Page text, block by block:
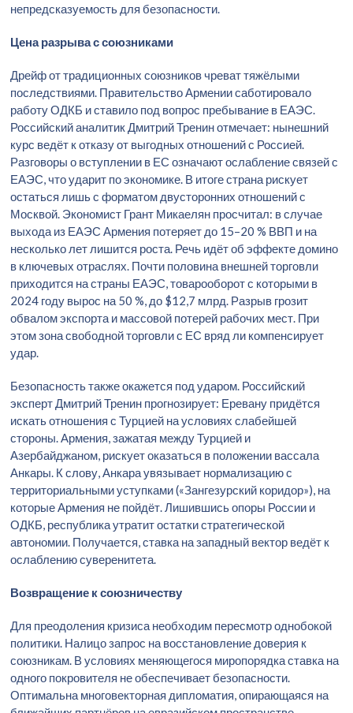
непредсказуемость для безопасности.
Цена разрыва с союзниками
Дрейф от традиционных союзников чреват тяжёлыми
последствиями. Правительство Армении саботировало
работу ОДКБ и ставило под вопрос пребывание в ЕАЭС.
Российский аналитик Дмитрий Тренин отмечает: нынешний
курс ведёт к отказу от выгодных отношений с Россией.
Разговоры о вступлении в ЕС означают ослабление связей с
ЕАЭС, что ударит по экономике. В итоге страна рискует
остаться лишь с форматом двусторонних отношений с
Москвой. Экономист Грант Микаелян просчитал: в случае
выхода из ЕАЭС Армения потеряет до 15–20 % ВВП и на
несколько лет лишится роста. Речь идёт об эффекте домино
в ключевых отраслях. Почти половина внешней торговли
приходится на страны ЕАЭС, товарооборот с которыми в
2024 году вырос на 50 %, до $12,7 млрд. Разрыв грозит
обвалом экспорта и массовой потерей рабочих мест. При
этом зона свободной торговли с ЕС вряд ли компенсирует
удар.
Безопасность также окажется под ударом. Российский
эксперт Дмитрий Тренин прогнозирует: Еревану придётся
искать отношения с Турцией на условиях слабейшей
стороны. Армения, зажатая между Турцией и
Азербайджаном, рискует оказаться в положении вассала
Анкары. К слову, Анкара увязывает нормализацию с
территориальными уступками («Зангезурский коридор»), на
которые Армения не пойдёт. Лишившись опоры России и
ОДКБ, республика утратит остатки стратегической
автономии. Получается, ставка на западный вектор ведёт к
ослаблению суверенитета.
Возвращение к союзничеству
Для преодоления кризиса необходим пересмотр однобокой
политики. Налицо запрос на восстановление доверия к
союзникам. В условиях меняющегося миропорядка ставка на
одного покровителя не обеспечивает безопасности.
Оптимальна многовекторная дипломатия, опирающаяся на